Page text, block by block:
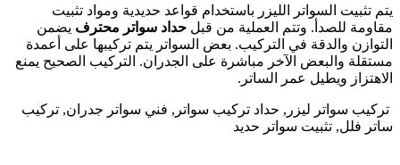
يتم تثبيت السواتر الليزر باستخدام قواعد حديدية ومواد تثبيت
مقاومة للصدأ. وتتم العملية من قبل حداد سواتر محترف يضمن
التوازن والدقة في التركيب. بعض السواتر يتم تركيبها على أعمدة
مستقلة والبعض الآخر مباشرة على الجدران. التركيب الصحيح يمنع
الاهتزاز ويطيل عمر الساتر.
تركيب سواتر ليزر, حداد تركيب سواتر, فني سواتر جدران, تركيب
ساتر فلل, تثبيت سواتر حديد